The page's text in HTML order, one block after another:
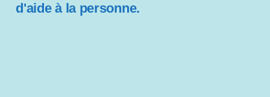
d'aide à la personne.